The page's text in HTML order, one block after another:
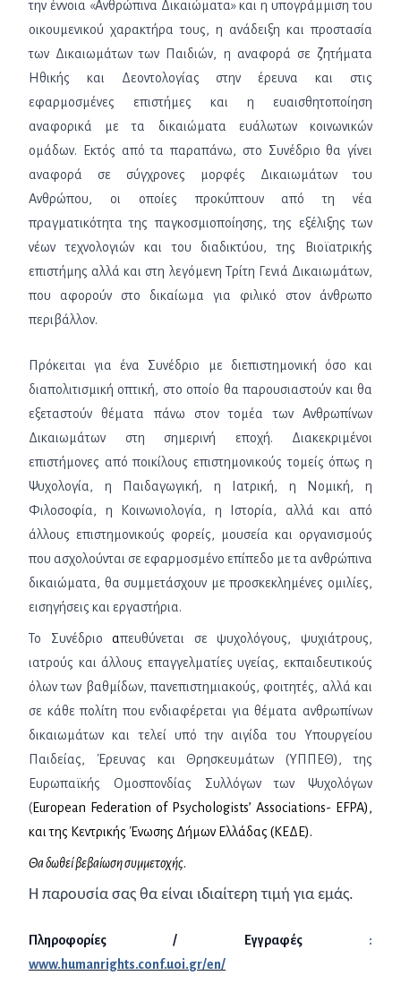
την έννοια «Ανθρώπινα Δικαιώματα» και η υπογράμμιση του
οικουμενικού χαρακτήρα τους, η ανάδειξη και προστασία
των Δικαιωμάτων των Παιδιών, η αναφορά σε ζητήματα
Ηθικής και Δεοντολογίας στην έρευνα και στις
εφαρμοσμένες επιστήμες και η ευαισθητοποίηση
αναφορικά με τα δικαιώματα ευάλωτων κοινωνικών
ομάδων. Εκτός από τα παραπάνω, στο Συνέδριο θα γίνει
αναφορά σε σύγχρονες μορφές Δικαιωμάτων του
Ανθρώπου, οι οποίες προκύπτουν από τη νέα
πραγματικότητα της παγκοσμιοποίησης, της εξέλιξης των
νέων τεχνολογιών και του διαδικτύου, της Βιοϊατρικής
επιστήμης αλλά και στη λεγόμενη Τρίτη Γενιά Δικαιωμάτων,
που αφορούν στο δικαίωμα για φιλικό στον άνθρωπο
περιβάλλον.
Πρόκειται για ένα Συνέδριο με διεπιστημονική όσο και
διαπολιτισμική οπτική, στο οποίο θα παρουσιαστούν και θα
εξεταστούν θέματα πάνω στον τομέα των Ανθρωπίνων
Δικαιωμάτων στη σημερινή εποχή. Διακεκριμένοι
επιστήμονες από ποικίλους επιστημονικούς τομείς όπως η
Ψυχολογία, η Παιδαγωγική, η Ιατρική, η Νομική, η
Φιλοσοφία, η Κοινωνιολογία, η Ιστορία, αλλά και από
άλλους επιστημονικούς φορείς, μουσεία και οργανισμούς
που ασχολούνται σε εφαρμοσμένο επίπεδο με τα ανθρώπινα
δικαιώματα, θα συμμετάσχουν με προσκεκλημένες ομιλίες,
εισηγήσεις και εργαστήρια.
Το Συνέδριοαπευθύνεται σε ψυχολόγους, ψυχιάτρους,
ιατρούς και άλλους επαγγελματίες υγείας, εκπαιδευτικούς
όλων των βαθμίδων, πανεπιστημιακούς, φοιτητές, αλλά και
σε κάθε πολίτη που ενδιαφέρεται για θέματα ανθρωπίνων
δικαιωμάτων καιτελεί υπό την αιγίδα του Υπουργείου
Παιδείας, Έρευνας και Θρησκευμάτων (ΥΠΠΕΘ), της
Ευρωπαϊκής Ομοσπονδίας Συλλόγων των Ψυχολόγων
(European Federation of Psychologists’ Associations- EFPA),
και της Κεντρικής Ένωσης Δήμων Ελλάδας (ΚΕΔΕ).
Θα δωθεί βεβαίωση συμμετοχής.
Η παρουσία σας θα είναι ιδιαίτερη τιμή για εμάς.
Πληροφορίες / Εγγραφές :
www. humanrights.conf.uoi.gr/en/